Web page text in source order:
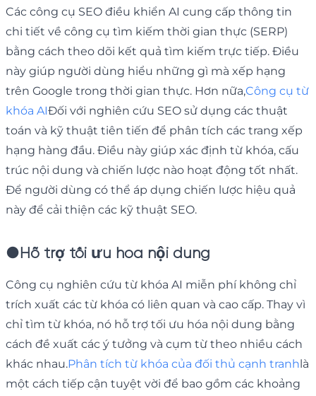
Các công cụ SEO điều khiển AI cung cấp thông tin
chi tiết về công cụ tìm kiếm thời gian thực (SERP)
bằng cách theo dõi kết quả tìm kiếm trực tiếp. Điều
này giúp người dùng hiểu những gì mà xếp hạng
trên Google trong thời gian thực. Hơn nữa,Công cụ từ
khóa AIĐối với nghiên cứu SEO sử dụng các thuật
toán và kỹ thuật tiên tiến để phân tích các trang xếp
hạng hàng đầu. Điều này giúp xác định từ khóa, cấu
trúc nội dung và chiến lược nào hoạt động tốt nhất.
Để người dùng có thể áp dụng chiến lược hiệu quả
này để cải thiện các kỹ thuật SEO.
●Hỗ trợ tối ưu hóa nội dung
Công cụ nghiên cứu từ khóa AI miễn phí không chỉ
trích xuất các từ khóa có liên quan và cao cấp. Thay vì
chỉ tìm từ khóa, nó hỗ trợ tối ưu hóa nội dung bằng
cách đề xuất các ý tưởng và cụm từ theo nhiều cách
khác nhau.Phân tích từ khóa của đối thủ cạnh tranh là
một cách tiếp cận tuyệt vời để bao gồm các khoảng